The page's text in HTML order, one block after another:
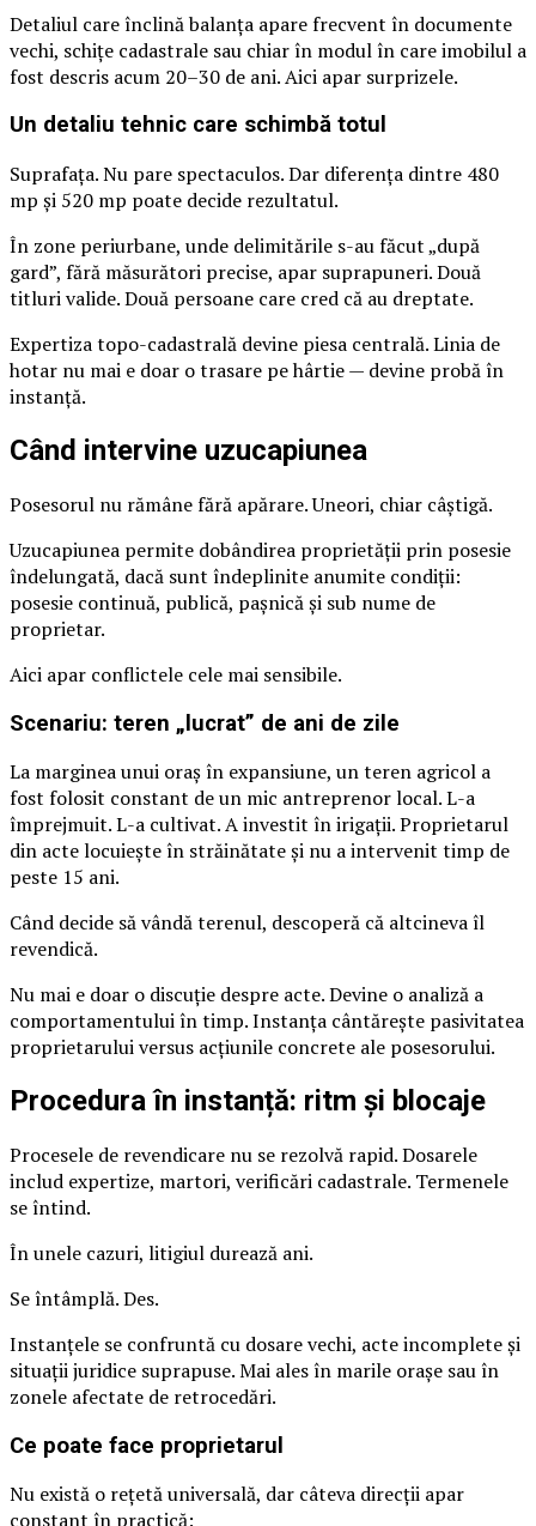
Detaliul care înclină balanța apare frecvent în documente
vechi, schițe cadastrale sau chiar în modul în care imobilul a
fost descris acum 20–30 de ani. Aici apar surprizele.
Un detaliu tehnic care schimbă totul
Suprafața. Nu pare spectaculos. Dar diferența dintre 480
mp și 520 mp poate decide rezultatul.
În zone periurbane, unde delimitările s-au făcut „după
gard”, fără măsurători precise, apar suprapuneri. Două
titluri valide. Două persoane care cred că au dreptate.
Expertiza topo-cadastrală devine piesa centrală. Linia de
hotar nu mai e doar o trasare pe hârtie — devine probă în
instanță.
Când intervine uzucapiunea
Posesorul nu rămâne fără apărare. Uneori, chiar câștigă.
Uzucapiunea permite dobândirea proprietății prin posesie
îndelungată, dacă sunt îndeplinite anumite condiții:
posesie continuă, publică, pașnică și sub nume de
proprietar.
Aici apar conflictele cele mai sensibile.
Scenariu: teren „lucrat” de ani de zile
La marginea unui oraș în expansiune, un teren agricol a
fost folosit constant de un mic antreprenor local. L-a
împrejmuit. L-a cultivat. A investit în irigații. Proprietarul
din acte locuiește în străinătate și nu a intervenit timp de
peste 15 ani.
Când decide să vândă terenul, descoperă că altcineva îl
revendică.
Nu mai e doar o discuție despre acte. Devine o analiză a
comportamentului în timp. Instanța cântărește pasivitatea
proprietarului versus acțiunile concrete ale posesorului.
Procedura în instanță: ritm și blocaje
Procesele de revendicare nu se rezolvă rapid. Dosarele
includ expertize, martori, verificări cadastrale. Termenele
se întind.
În unele cazuri, litigiul durează ani.
Se întâmplă. Des.
Instanțele se confruntă cu dosare vechi, acte incomplete și
situații juridice suprapuse. Mai ales în marile orașe sau în
zonele afectate de retrocedări.
Ce poate face proprietarul
Nu există o rețetă universală, dar câteva direcții apar
constant în practică: